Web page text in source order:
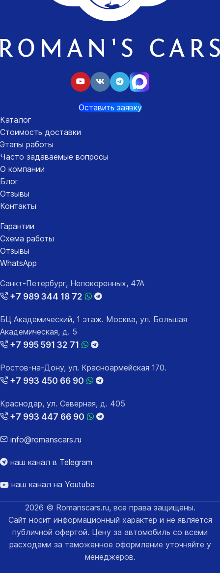
Оставить заявку
Каталог
Стоимость доставки
Этапы работы
Часто задаваемые вопросы
О компании
Блог
Отзывы
Контакты
Гарантии
Схема работы
Отзывы
WhatsApp
Санкт-Петербург, Непокоренных, 47А
+7 989 344 18 72
БЦ Академический, 1 этаж. Москва, ул. Большая
Академическая, д. 5
+7 995 591 32 71
Ростов-на-Дону, ул. Красноармейская 170.
+7 993 450 66 90
Краснодар, ул. Северная, д. 405
+7 993 447 66 90
info@romanscars.ru
наш канал в Telegram
наш канал на Youtube
2026 © Romanscars.ru, все права защищены.
Сайт носит информационный характер и не является
публичной офертой. Цену за автомобиль со всеми
расходами за таможенное оформление уточняйте у
менеджеров.